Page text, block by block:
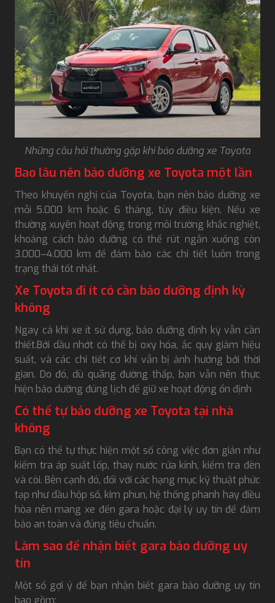
Những câu hỏi thường gặp khi bảo dưỡng xe Toyota
Bao lâu nên bảo dưỡng xe Toyota một lần
Theo khuyến nghị của Toyota, bạn nên bảo dưỡng xe
mỗi 5.000 km hoặc 6 tháng, tùy điều kiện. Nếu xe
thường xuyên hoạt động trong môi trường khắc nghiệt,
khoảng cách bảo dưỡng có thể rút ngắn xuống còn
3.000–4.000 km để đảm bảo các chi tiết luôn trong
trạng thái tốt nhất.
Xe Toyota đi ít có cần bảo dưỡng định kỳ
không
Ngay cả khi xe ít sử dụng, bảo dưỡng định kỳ vẫn cần
thiết.Bởi dầu nhớt có thể bị oxy hóa, ắc quy giảm hiệu
suất, và các chi tiết cơ khí vẫn bị ảnh hưởng bởi thời
gian. Do đó, dù quãng đường thấp, bạn vẫn nên thực
hiện bảo dưỡng đúng lịch để giữ xe hoạt động ổn định
Có thể tự bảo dưỡng xe Toyota tại nhà
không
Bạn có thể tự thực hiện một số công việc đơn giản như
kiểm tra áp suất lốp, thay nước rửa kính, kiểm tra đèn
và còi. Bên cạnh đó, đối với các hạng mục kỹ thuật phức
tạp như dầu hộp số, kim phun, hệ thống phanh hay điều
hòa nên mang xe đến gara hoặc đại lý uy tín để đảm
bảo an toàn và đúng tiêu chuẩn.
Làm sao để nhận biết gara bảo dưỡng uy
tín
Một số gợi ý để bạn nhận biết gara bảo dưỡng uy tín
bao gồm: